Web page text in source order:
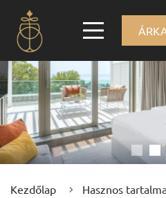
Kezdőlap
Hasznos